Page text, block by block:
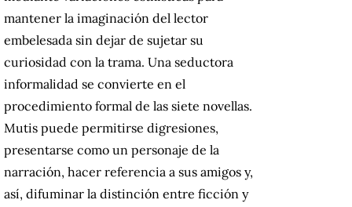
mantener la imaginación del lector
embelesada sin dejar de sujetar su
curiosidad con la trama. Una seductora
informalidad se convierte en el
procedimiento formal de las siete novellas.
Mutis puede permitirse digresiones,
presentarse como un personaje de la
narración, hacer referencia a sus amigos y,
así, difuminar la distinción entre ficción y